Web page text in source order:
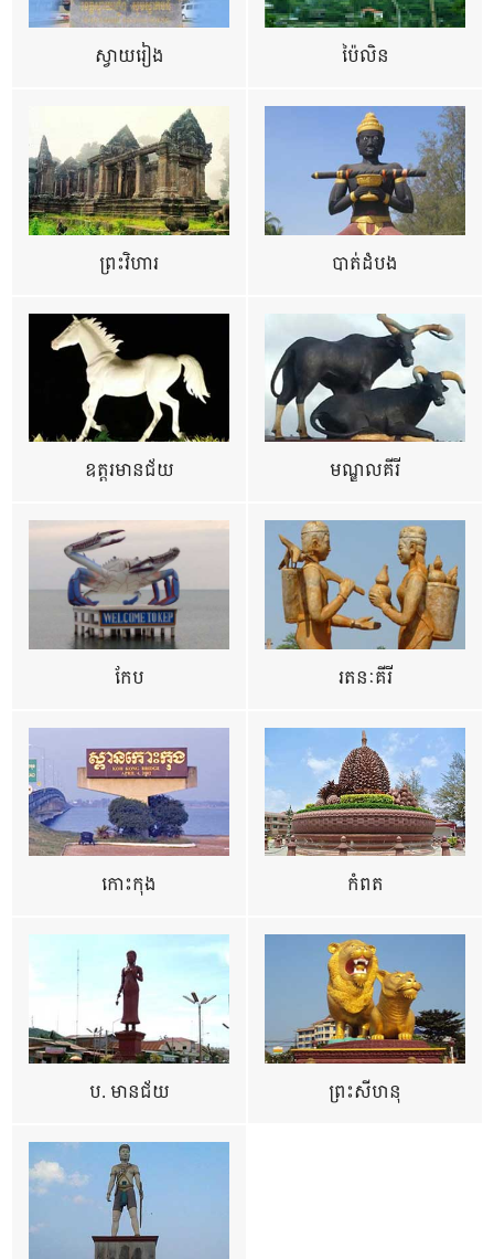
ស្វាយរៀង ប៉ៃលិន
ព្រះវិហារ បាត់ដំបង
ឧត្ដរមានជ័យ មណ្ឌលគីរី
កែប រតនៈគីរី
កោះកុង កំពត
ប. មានជ័យ ព្រះសីហនុ